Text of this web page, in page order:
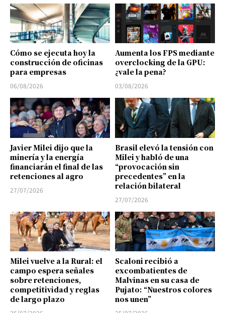
Cómo se ejecuta hoy la
construcción de oficinas
para empresas
06/08/2026
Aumenta los FPS mediante
overclocking de la GPU:
¿vale la pena?
03/08/2026
Javier Milei dijo que la
minería y la energía
financiarán el final de las
retenciones al agro
27/07/2026
Brasil elevó la tensión con
Milei y habló de una
“provocación sin
precedentes” en la
relación bilateral
27/07/2026
Milei vuelve a la Rural: el
campo espera señales
sobre retenciones,
competitividad y reglas
de largo plazo
Scaloni recibió a
excombatientes de
Malvinas en su casa de
Pujato: “Nuestros colores
nos unen”